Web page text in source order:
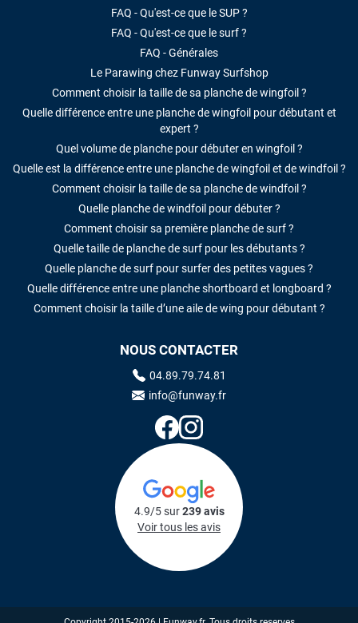
FAQ - Qu'est-ce que le SUP ?
FAQ - Qu'est-ce que le surf ?
FAQ - Générales
Le Parawing chez Funway Surfshop
Comment choisir la taille de sa planche de wingfoil ?
Quelle différence entre une planche de wingfoil pour débutant et
expert ?
Quel volume de planche pour débuter en wingfoil ?
Quelle est la différence entre une planche de wingfoil et de windfoil ?
Comment choisir la taille de sa planche de windfoil ?
Quelle planche de windfoil pour débuter ?
Comment choisir sa première planche de surf ?
Quelle taille de planche de surf pour les débutants ?
Quelle planche de surf pour surfer des petites vagues ?
Quelle différence entre une planche shortboard et longboard ?
Comment choisir la taille d’une aile de wing pour débutant ?
NOUS CONTACTER
04.89.79.74.81
info@funway.fr
4.9/5 sur239 avis
Voir tous les avis